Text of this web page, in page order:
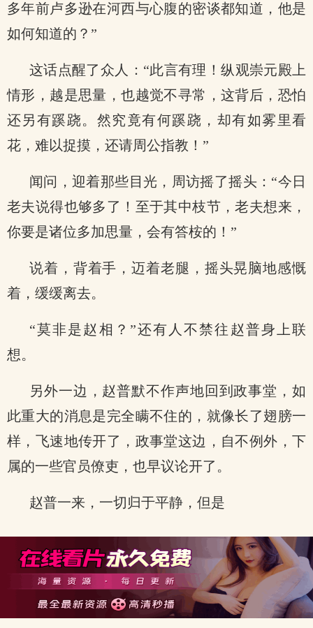
多年前卢多逊在河西与心腹的密谈都知道，他是
如何知道的？”
这话点醒了众人：“此言有理！纵观崇元殿上
情形，越是思量，也越觉不寻常，这背后，恐怕
还另有蹊跷。然究竟有何蹊跷，却有如雾里看
花，难以捉摸，还请周公指教！”
闻问，迎着那些目光，周访摇了摇头：“今日
老夫说得也够多了！至于其中枝节，老夫想来，
你要是诸位多加思量，会有答桉的！”
说着，背着手，迈着老腿，摇头晃脑地感慨
着，缓缓离去。
“莫非是赵相？”还有人不禁往赵普身上联
想。
另外一边，赵普默不作声地回到政事堂，如
此重大的消息是完全瞒不住的，就像长了翅膀一
样，飞速地传开了，政事堂这边，自不例外，下
属的一些官员僚吏，也早议论开了。
赵普一来，一切归于平静，但是